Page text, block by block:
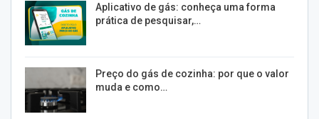
Aplicativo de gás: conheça uma forma
prática de pesquisar,…
Preço do gás de cozinha: por que o valor
muda e como…